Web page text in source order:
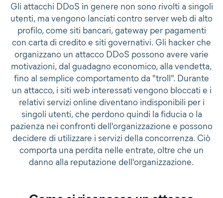
Gli attacchi DDoS in genere non sono rivolti a singoli
utenti, ma vengono lanciati contro server web di alto
profilo, come siti bancari, gateway per pagamenti
con carta di credito e siti governativi. Gli hacker che
organizzano un attacco DDoS possono avere varie
motivazioni, dal guadagno economico, alla vendetta,
fino al semplice comportamento da "troll". Durante
un attacco, i siti web interessati vengono bloccati e i
relativi servizi online diventano indisponibili per i
singoli utenti, che perdono quindi la fiducia o la
pazienza nei confronti dell'organizzazione e possono
decidere di utilizzare i servizi della concorrenza. Ciò
comporta una perdita nelle entrate, oltre che un
danno alla reputazione dell'organizzazione.